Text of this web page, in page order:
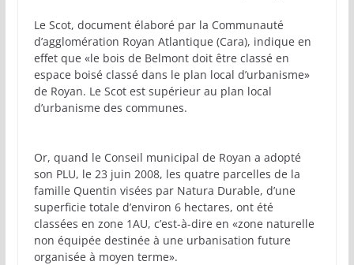
Le Scot, document élaboré par la Communauté
d’agglomération Royan Atlantique (Cara), indique en
effet que «le bois de Belmont doit être classé en
espace boisé classé dans le plan local d’urbanisme»
de Royan. Le Scot est supérieur au plan local
d’urbanisme des communes.
Or, quand le Conseil municipal de Royan a adopté
son PLU, le 23 juin 2008, les quatre parcelles de la
famille Quentin visées par Natura Durable, d’une
superficie totale d’environ 6 hectares, ont été
classées en zone 1AU, c’est-à-dire en «zone naturelle
non équipée destinée à une urbanisation future
organisée à moyen terme».